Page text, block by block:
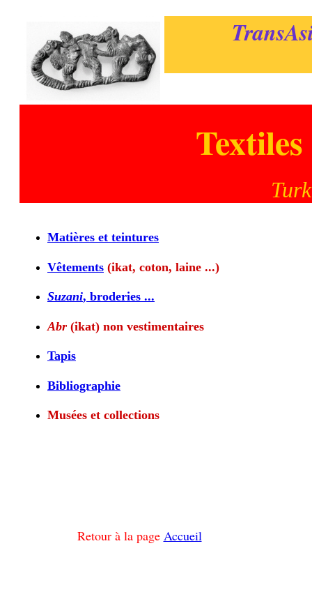
Matières et teintures
Vêtements (ikat, coton, laine ...)
Suzani, broderies ...
Abr (ikat) non vestimentaires
Tapis
Bibliographie
Musées et collections
Retour à la page Accueil